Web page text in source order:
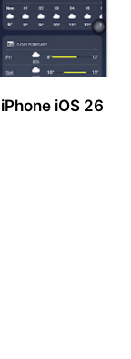
iOS 26